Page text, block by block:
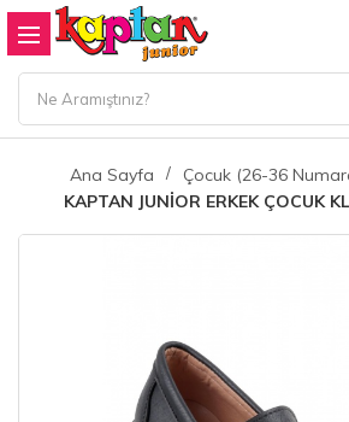
Ana Sayfa Çocuk (26-36
KAPTAN JUNİOR ERKEK ÇOCUK